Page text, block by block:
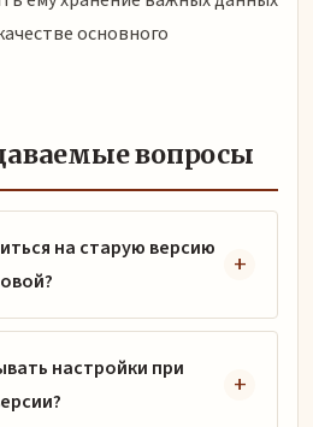
основного
вопросы
на старую версию
настройки при